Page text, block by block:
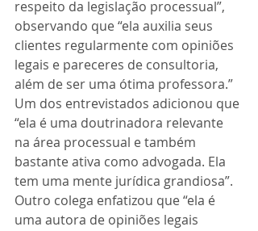
respeito da legislação processual”,
observando que “ela auxilia seus
clientes regularmente com opiniões
legais e pareceres de consultoria,
além de ser uma ótima professora.”
Um dos entrevistados adicionou que
“ela é uma doutrinadora relevante
na área processual e também
bastante ativa como advogada. Ela
tem uma mente jurídica grandiosa”.
Outro colega enfatizou que “ela é
uma autora de opiniões legais